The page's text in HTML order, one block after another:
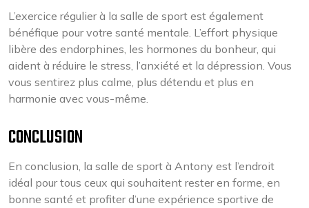
L’exercice régulier à la salle de sport est également
bénéfique pour votre santé mentale. L’effort physique
libère des endorphines, les hormones du bonheur, qui
aident à réduire le stress, l’anxiété et la dépression. Vous
vous sentirez plus calme, plus détendu et plus en
harmonie avec vous-même.
CONCLUSION
En conclusion, la salle de sport à Antony est l’endroit
idéal pour tous ceux qui souhaitent rester en forme, en
bonne santé et profiter d’une expérience sportive de